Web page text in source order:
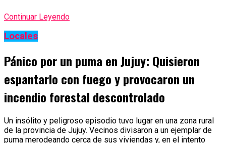
Continuar Leyendo
Locales
Pánico por un puma en Jujuy: Quisieron
espantarlo con fuego y provocaron un
incendio forestal descontrolado
Un insólito y peligroso episodio tuvo lugar en una zona rural
de la provincia de Jujuy. Vecinos divisaron a un ejemplar de
puma merodeando cerca de sus viviendas y, en el intento